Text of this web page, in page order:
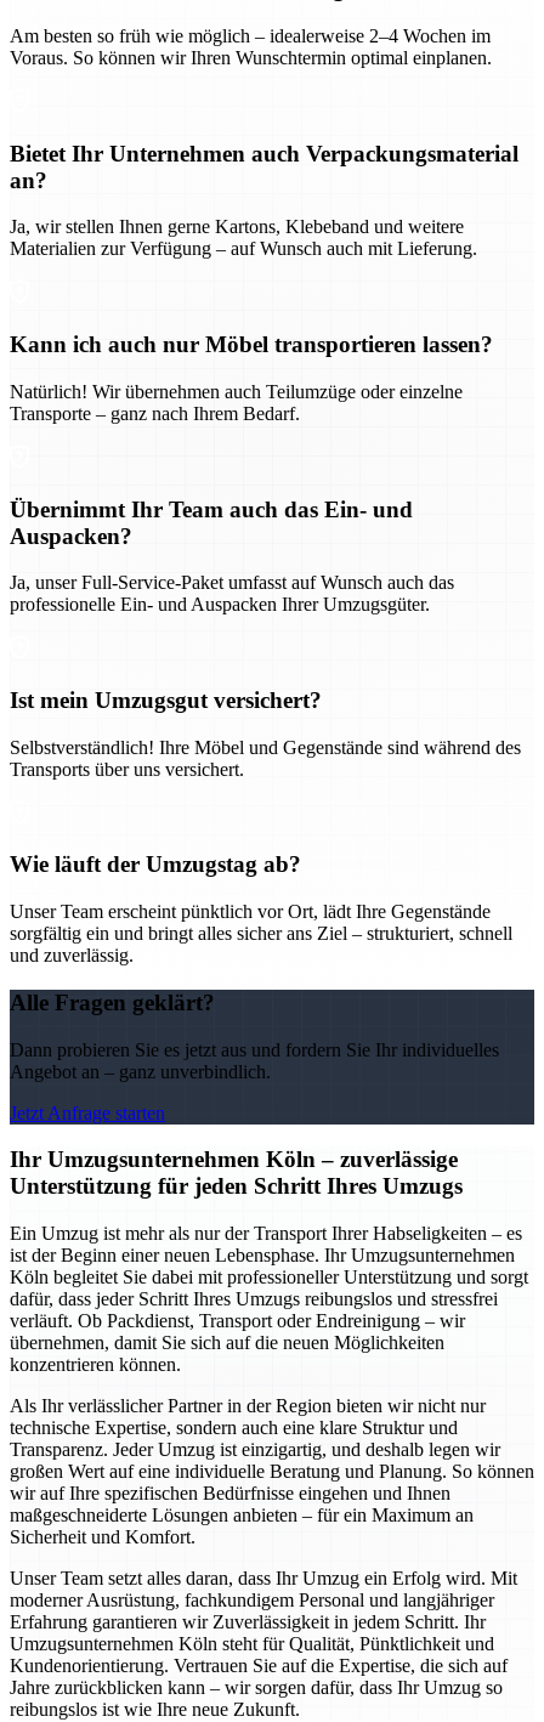
Am besten so früh wie möglich – idealerweise 2–4 Wochen im
Voraus. So können wir Ihren Wunschtermin optimal einplanen.
Bietet Ihr Unternehmen auch Verpackungsmaterial
an?
Ja, wir stellen Ihnen gerne Kartons, Klebeband und weitere
Materialien zur Verfügung – auf Wunsch auch mit Lieferung.
Kann ich auch nur Möbel transportieren lassen?
Natürlich! Wir übernehmen auch Teilumzüge oder einzelne
Transporte – ganz nach Ihrem Bedarf.
Übernimmt Ihr Team auch das Ein- und
Auspacken?
Ja, unser Full-Service-Paket umfasst auf Wunsch auch das
professionelle Ein- und Auspacken Ihrer Umzugsgüter.
Ist mein Umzugsgut versichert?
Selbstverständlich! Ihre Möbel und Gegenstände sind während des
Transports über uns versichert.
Wie läuft der Umzugstag ab?
Unser Team erscheint pünktlich vor Ort, lädt Ihre Gegenstände
sorgfältig ein und bringt alles sicher ans Ziel – strukturiert, schnell
und zuverlässig.
Alle Fragen geklärt?
Dann probieren Sie es jetzt aus und fordern Sie Ihr individuelles
Angebot an – ganz unverbindlich.
Jetzt Anfrage starten
Ihr Umzugsunternehmen Köln – zuverlässige
Unterstützung für jeden Schritt Ihres Umzugs
Ein Umzug ist mehr als nur der Transport Ihrer Habseligkeiten – es
ist der Beginn einer neuen Lebensphase. Ihr Umzugsunternehmen
Köln begleitet Sie dabei mit professioneller Unterstützung und sorgt
dafür, dass jeder Schritt Ihres Umzugs reibungslos und stressfrei
verläuft. Ob Packdienst, Transport oder Endreinigung – wir
übernehmen, damit Sie sich auf die neuen Möglichkeiten
konzentrieren können.
Als Ihr verlässlicher Partner in der Region bieten wir nicht nur
technische Expertise, sondern auch eine klare Struktur und
Transparenz. Jeder Umzug ist einzigartig, und deshalb legen wir
großen Wert auf eine individuelle Beratung und Planung. So können
wir auf Ihre spezifischen Bedürfnisse eingehen und Ihnen
maßgeschneiderte Lösungen anbieten – für ein Maximum an
Sicherheit und Komfort.
Unser Team setzt alles daran, dass Ihr Umzug ein Erfolg wird. Mit
moderner Ausrüstung, fachkundigem Personal und langjähriger
Erfahrung garantieren wir Zuverlässigkeit in jedem Schritt. Ihr
Umzugsunternehmen Köln steht für Qualität, Pünktlichkeit und
Kundenorientierung. Vertrauen Sie auf die Expertise, die sich auf
Jahre zurückblicken kann – wir sorgen dafür, dass Ihr Umzug so
reibungslos ist wie Ihre neue Zukunft.